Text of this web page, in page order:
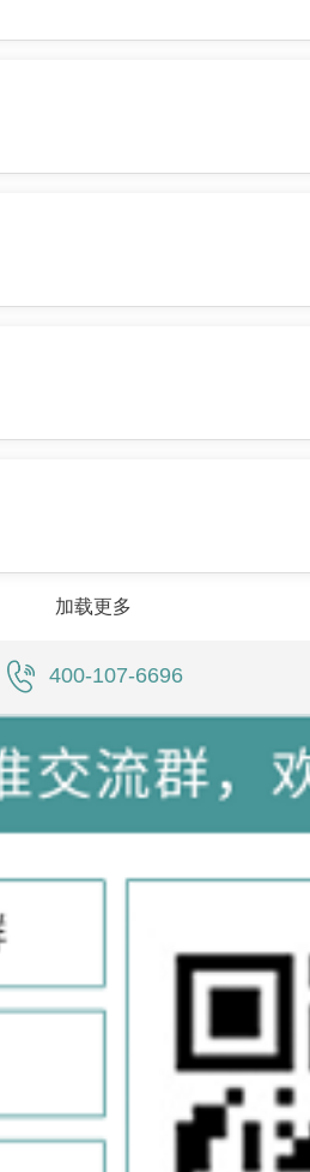
加载更多
400-107-6696